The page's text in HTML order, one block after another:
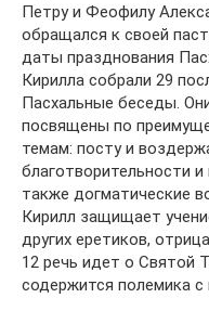
Петру и Феофилу
обращался к своей
даты празднования
Кирилла собрали 29
Пасхальные беседы.
посвящены по
темам: посту и
благотворительности
также догматические
Кирилл защищает
других еретиков,
12 речь идет о Святой
содержится полемика